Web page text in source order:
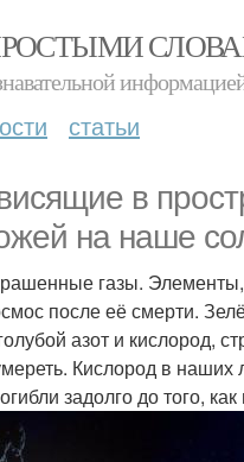
статьи
в
на наше
газы.
после её смерти.
азот и кислород,
Кислород в
задолго до того,